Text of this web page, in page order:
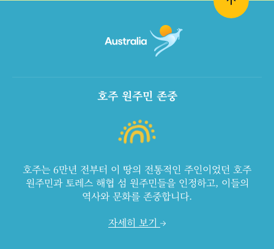
호주 원주민 존중
호주는 6만년 전부터 이 땅의 전통적인 주인이었던 호주
원주민과 토레스 해협 섬 원주민들을 인정하고, 이들의
역사와 문화를 존중합니다.
자세히 보기